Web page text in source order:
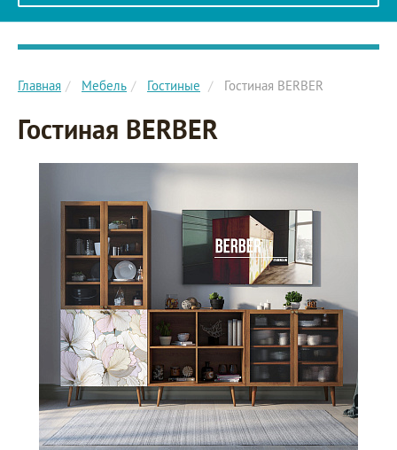
Главное меню сайта
Главная Мебель Гостиные Гостиная BERBER
Гостиная BERBER